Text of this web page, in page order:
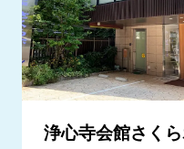
浄心寺会館さく